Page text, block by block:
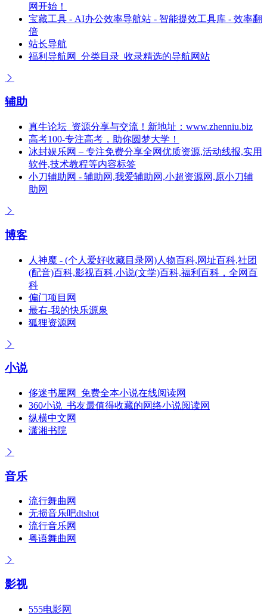
网开始！
宝藏工具 - AI办公效率导航站 - 智能提效工具库 - 效率翻
倍
站长导航
福利导航网_分类目录_收录精选的导航网站
辅助
真牛论坛_资源分享与交流！新地址：www.zhenniu.biz
高考100-专注高考，助你圆梦大学！
冰封娱乐网 – 专注免费分享全网优质资源,活动线报,实用
软件,技术教程等内容标签
小刀辅助网 - 辅助网,我爱辅助网,小超资源网,原小刀辅
助网
博客
人神魔 - (个人爱好收藏目录网)人物百科,网址百科,社团
(配音)百科,影视百科,小说(文学)百科,福利百科，全网百
科
偏门项目网
最右-我的快乐源泉
狐狸资源网
小说
侈迷书屋网_免费全本小说在线阅读网
360小说_书友最值得收藏的网络小说阅读网
纵横中文网
潇湘书院
音乐
流行舞曲网
无损音乐吧dtshot
流行音乐网
粤语舞曲网
影视
555电影网